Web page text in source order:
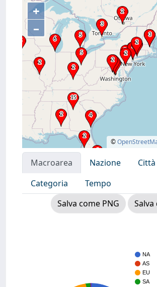
+
–
©
Macroarea Nazione Città
Categoria
Tempo
Salva come PNG
Salva
NA
AS
EU
SA